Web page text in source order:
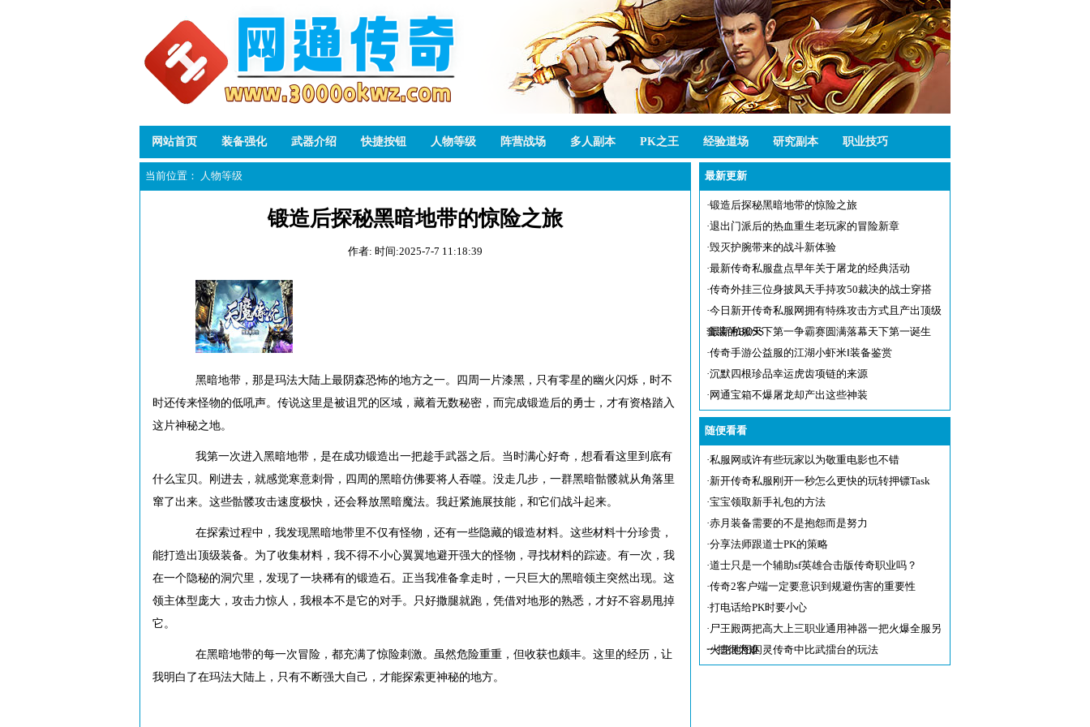
网站首页 装备强化 武器介绍 快捷按钮 人物等级 阵营战场 多人副本 PK之王 经验道场 研究副本 职业技巧
当前位置： 人物等级
锻造后探秘黑暗地带的惊险之旅
作者: 时间:2025-7-7 11:18:39
黑暗地带，那是玛法大陆上最阴森恐怖的地方之一。四周一片漆黑，只有零星的幽火闪烁，时不
时还传来怪物的低吼声。传说这里是被诅咒的区域，藏着无数秘密，而完成锻造后的勇士，才有资格踏入
这片神秘之地。
我第一次进入黑暗地带，是在成功锻造出一把趁手武器之后。当时满心好奇，想看看这里到底有
什么宝贝。刚进去，就感觉寒意刺骨，四周的黑暗仿佛要将人吞噬。没走几步，一群黑暗骷髅就从角落里
窜了出来。这些骷髅攻击速度极快，还会释放黑暗魔法。我赶紧施展技能，和它们战斗起来。
在探索过程中，我发现黑暗地带里不仅有怪物，还有一些隐藏的锻造材料。这些材料十分珍贵，
能打造出顶级装备。为了收集材料，我不得不小心翼翼地避开强大的怪物，寻找材料的踪迹。有一次，我
在一个隐秘的洞穴里，发现了一块稀有的锻造石。正当我准备拿走时，一只巨大的黑暗领主突然出现。这
领主体型庞大，攻击力惊人，我根本不是它的对手。只好撒腿就跑，凭借对地形的熟悉，才好不容易甩掉
它。
在黑暗地带的每一次冒险，都充满了惊险刺激。虽然危险重重，但收获也颇丰。这里的经历，让
我明白了在玛法大陆上，只有不断强大自己，才能探索更神秘的地方。
最新更新
·锻造后探秘黑暗地带的惊险之旅
·退出门派后的热血重生老玩家的冒险新章
·毁灭护腕带来的战斗新体验
·最新传奇私服盘点早年关于屠龙的经典活动
·传奇外挂三位身披凤天手持攻50裁决的战士穿搭
·今日新开传奇私服网拥有特殊攻击方式且产出顶级
套装的BOSS
·最新私服天下第一争霸赛圆满落幕天下第一诞生
·传奇手游公益服的江湖小虾米Ⅰ装备鉴赏
·沉默四根珍品幸运虎齿项链的来源
· 网通宝箱不爆屠龙却产出这些神装
随便看看
·私服网或许有些玩家以为敬重电影也不错
·新开传奇私服刚开一秒怎么更快的玩转押镖Task
·宝宝领取新手礼包的方法
·赤月装备需要的不是抱怨而是努力
·分享法师跟道士PK的策略
·道士只是一个辅助sf英雄合击版传奇职业吗？
·传奇2客户端一定要意识到规避伤害的重要性
·打电话给PK时要小心
·尸王殿两把高大上三职业通用神器一把火爆全服另
一把很为难
·火龙地图闪灵传奇中比武擂台的玩法